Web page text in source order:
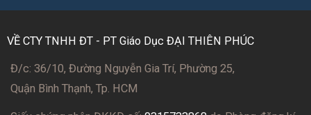
VỀ CTY TNHH ĐT - PT Giáo Dục ĐẠI THIÊN PHÚC
Đ/c: 36/10, Đường Nguyễn Gia Trí, Phường 25,
Quận Bình Thạnh, Tp. HCM